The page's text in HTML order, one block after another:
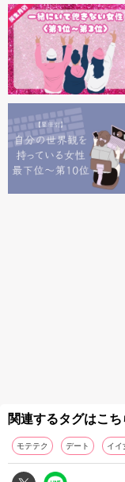
関連するタグはこち
モテテク デート イイ